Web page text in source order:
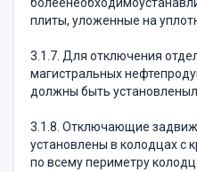
плиты, уложенные на
3.1.7. Для отключения
магистральных
должны быть
3.1.8. Отключающие
установлены в колодцах
по всему периметру